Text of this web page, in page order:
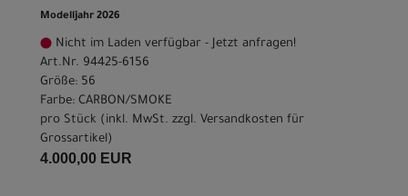
Modelljahr 2026
Nicht im Laden verfügbar - Jetzt anfragen!
Art.Nr. 94425-6156
Größe: 56
Farbe: CARBON/SMOKE
pro Stück (inkl. MwSt. zzgl. Versandkosten für
Grossartikel)
4.000,00 EUR